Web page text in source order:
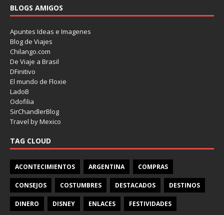
BLOGS AMIGOS
Apuntes Ideas e Imagenes
Blog de Viajes
Chilango.com
De Viaje a Brasil
DFinitivo
El mundo de Floxie
LadoB
Odofilia
SirChandlerBlog
Travel by Mexico
TAG CLOUD
ACONTECIMIENTOS ARGENTINA COMPRAS
CONSEJOS COSTUMBRES DESTACADOS DESTINOS
DINERO DISNEY ENLACES FESTIVIDADES